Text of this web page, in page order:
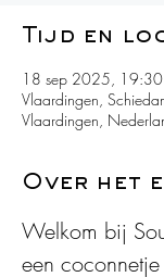
Tijd en
18 sep 2025, 19:30
Vlaardingen,
Vlaardingen,
Over het
Welkom bij
een coconnetje